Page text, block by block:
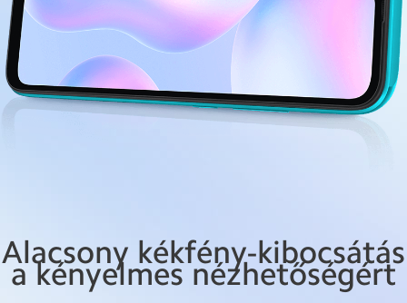
Alacsony kékfény-kibocsátás
a kényelmes nézhetőségért